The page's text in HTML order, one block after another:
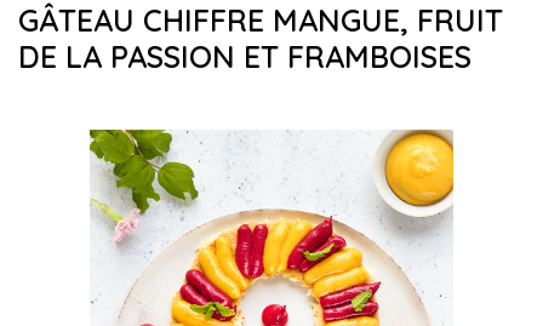
GÂTEAU CHIFFRE MANGUE, FRUIT
DE LA PASSION ET FRAMBOISES